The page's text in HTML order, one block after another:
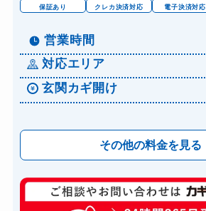
保証あり
クレカ決済対応 電子決済対応
営業時間
対応エリア
玄関カギ開け
その他の料金を見る
玄関カギ修理